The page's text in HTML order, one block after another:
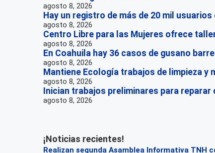
agosto 8, 2026
Hay un registro de más de 20 mil
agosto 8, 2026
Centro Libre para las Mujeres ofrece
agosto 8, 2026
En Coahuila hay 36 casos de gusano
agosto 8, 2026
Mantiene Ecología trabajos de limpieza
agosto 8, 2026
Inician trabajos preliminares para
agosto 8, 2026
¡Noticias recientes!
Realizan segunda Asamblea Informativa TNH